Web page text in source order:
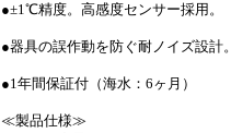
●±1℃精度。高感度センサー採用。
●器具の誤作動を防ぐ耐ノイズ設計。
●1年間保証付（海水：6ヶ月）
≪製品仕様≫